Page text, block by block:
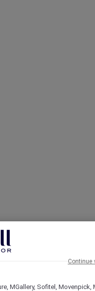
MGallery, Sofitel, Movenpick,
Continue